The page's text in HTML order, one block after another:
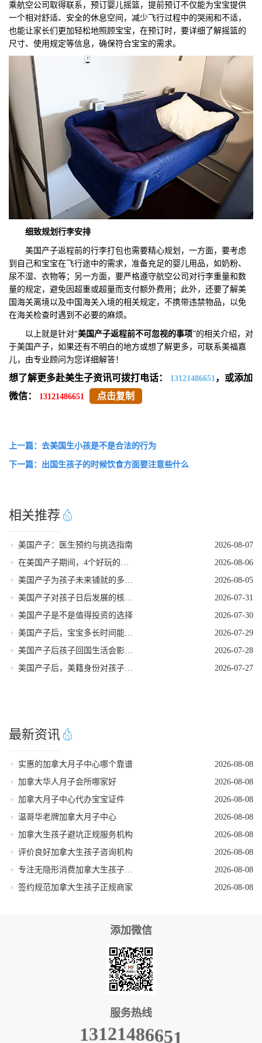
乘航空公司取得联系，预订婴儿摇篮，提前预订不仅能为宝宝提供
一个相对舒适、安全的休息空间，减少飞行过程中的哭闹和不适，
也能让家长们更加轻松地照顾宝宝，在预订时，要详细了解摇篮的
尺寸、使用规定等信息，确保符合宝宝的需求。
细致规划行李安排
美国产子返程前的行李打包也需要精心规划，一方面，要考虑
到自己和宝宝在飞行途中的需求，准备充足的婴儿用品，如奶粉、
尿不湿、衣物等；另一方面，要严格遵守航空公司对行李重量和数
量的规定，避免因超重或超量而支付额外费用；此外，还要了解美
国海关离境以及中国海关入境的相关规定，不携带违禁物品，以免
在海关检查时遇到不必要的麻烦。
以上就是针对“美国产子返程前不可忽视的事项”的相关介绍，对
于美国产子，如果还有不明白的地方或想了解更多，可联系美福嘉
儿，由专业顾问为您详细解答！
想了解更多赴美生子资讯可拨打电话： 13121486651 ，或添加
微信：
13121486651 点击复制
上一篇：去美国生小孩是不是合法的行为
下一篇：出国生孩子的时候饮食方面要注意些什么
相关推荐
美国产子：医生预约与挑选指南
2026-08-07
2026-08-06
2026-08-05
2026-07-31
美国产子是不是值得投资的选择
2026-07-30
2026-07-29
2026-07-28
2026-07-27
最新资讯
实惠的加拿大月子中心哪个靠谱
2026-08-08
加拿大华人月子会所哪家好
2026-08-08
加拿大月子中心代办宝宝证件
2026-08-08
温哥华老牌加拿大月子中心
2026-08-08
加拿大生孩子避坑正规服务机构
2026-08-08
评价良好加拿大生孩子咨询机构
2026-08-08
2026-08-08
签约规范加拿大生孩子正规商家
2026-08-08
添加微信
服务热线
121486651